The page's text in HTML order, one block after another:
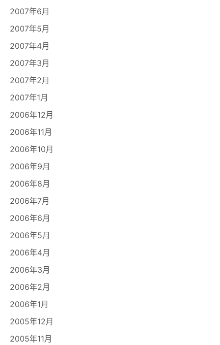
2007年6月
2007年5月
2007年4月
2007年3月
2007年2月
2007年1月
2006年12月
2006年11月
2006年10月
2006年9月
2006年8月
2006年7月
2006年6月
2006年5月
2006年4月
2006年3月
2006年2月
2006年1月
2005年12月
2005年11月